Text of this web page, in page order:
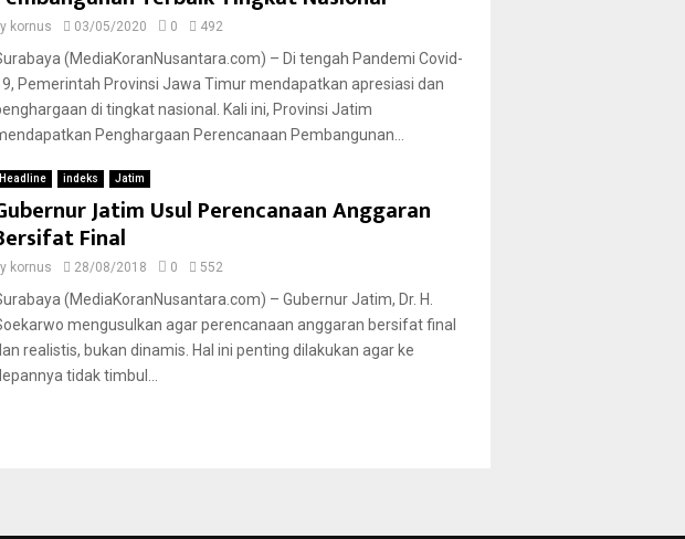
kornus 03/05/2020 0 492
(MediaKoranNusantara.com) – Di tengah Pandemi Covid-
Pemerintah Provinsi Jawa Timur mendapatkan apresiasi dan
di tingkat nasional. Kali ini, Provinsi Jatim
Penghargaan Perencanaan Pembangunan...
Headline indeks Jatim
Jatim Usul Perencanaan Anggaran
Final
kornus 28/08/2018 0 552
(MediaKoranNusantara.com) – Gubernur Jatim, Dr. H.
mengusulkan agar perencanaan anggaran bersifat final
realistis, bukan dinamis. Hal ini penting dilakukan agar ke
tidak timbul...